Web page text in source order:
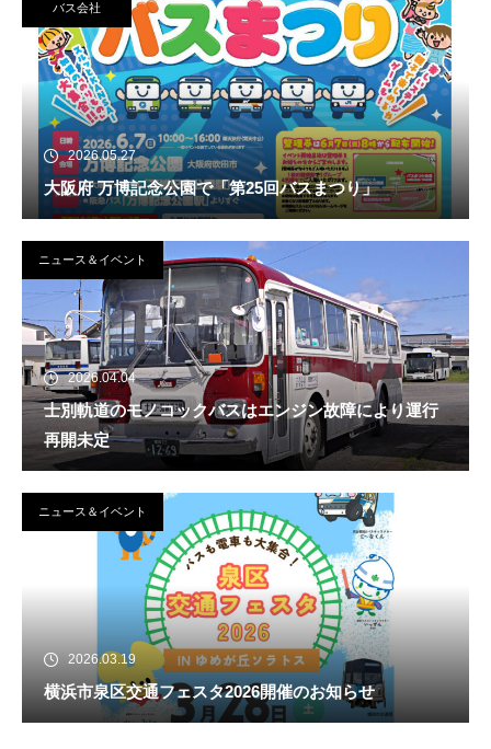
バス会社
2026.05.27
大阪府 万博記念公園で「第25回バスまつり」
ニュース＆イベント
2026.04.04
士別軌道のモノコックバスはエンジン故障により運行
再開未定
ニュース＆イベント
2026.03.19
横浜市泉区交通フェスタ2026開催のお知らせ